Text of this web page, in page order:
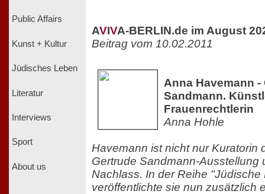
Public Affairs
Kunst + Kultur
Jüdisches Leben
Literatur
Interviews
Sport
About us
AVIVA-BERLIN.de im August
Beitrag vom 10.02.2011
Anna Havemann -
Sandmann.
Frauenrechtlerin
Anna Hohle
Havemann ist nicht nur Kuratorin
Gertrude Sandmann-Ausstellung
Nachlass. In der Reihe "Jüdische
veröffentlichte sie nun zusätzlich